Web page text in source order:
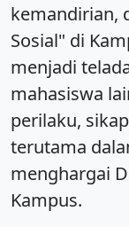
kemandirian,
Sosial" di
menjadi
mahasiswa
perilaku,
terutama
menghargai
Kampus.